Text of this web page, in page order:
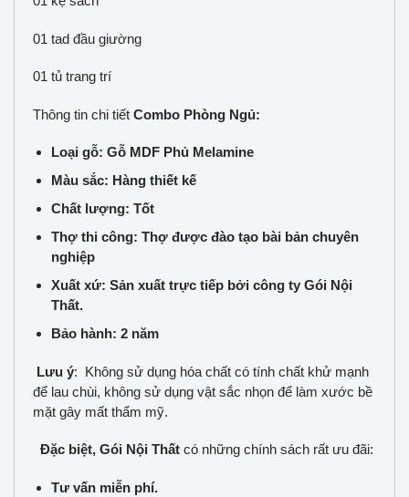
01 tad đầu giường
01 tủ trang trí
Thông tin chi tiết Combo Phòng Ngủ:
Loại gỗ: Gỗ MDF Phủ Melamine
Màu sắc: Hàng thiết kế
Chất lượng: Tốt
Thợ thi công: Thợ được đào tạo bài bản chuyên
nghiệp
Xuất xứ: Sản xuất trực tiếp bởi công ty Gói Nội
Thất.
Bảo hành: 2 năm
Lưu ý: Không sử dụng hóa chất có tính chất khử mạnh
để lau chùi, không sử dụng vật sắc nhọn để làm xước bề
mặt gây mất thẩm mỹ.
Đặc biệt, Gói Nội Thất có những chính sách rất ưu đãi:
Tư vấn miễn phí.